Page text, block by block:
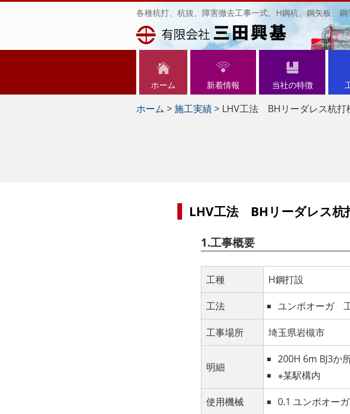
各種杭打、杭抜、障害撤去工事一式、H鋼杭、鋼矢板、
ホーム 新着情報 当社の特徴
ホーム >施工実績> LHV工法 BHリーダレス杭打
LHV工法 BHリーダレス杭
1.工事概要
工種 H鋼打設
工法 ユンボオーガ
工事場所 埼玉県岩槻市
明細
200H 6m BJ3か
※某駅構内
使用機械 0.1 ユンボオーガ